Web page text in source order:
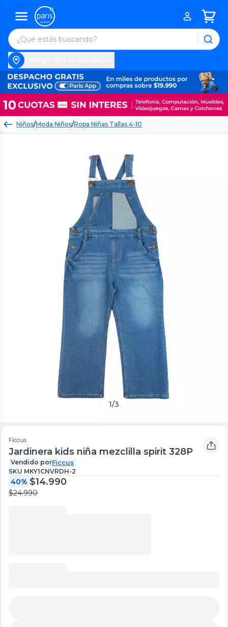
Niños/Moda Niños/Ropa Niñas Tallas 4-10
1/3
Ficcus
Jardinera kids niña mezclilla spirit 328P
Vendido porFiccus
SKU MKY1CNVRDH-2
40% $14.990
$24.990